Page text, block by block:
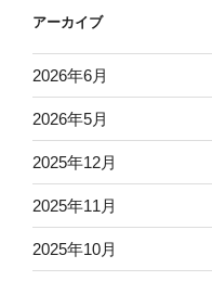
アーカイブ
2026年6月
2026年5月
2025年12月
2025年11月
2025年10月